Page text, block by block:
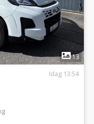
13
Idag 13:54